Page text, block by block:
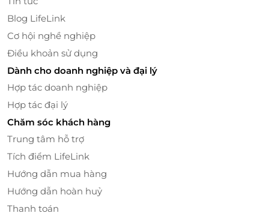
chủng.
Blog LifeLink
Cơ hội nghề nghiệp
Điều khoản sử dụng
Dành cho doanh nghiệp và đại lý
Hợp tác doanh nghiệp
Hợp tác đại lý
Chăm sóc khách hàng
Trung tâm hỗ trợ
Tích điểm LifeLink
Hướng dẫn mua hàng
Hướng dẫn hoàn huỷ
Thanh toán